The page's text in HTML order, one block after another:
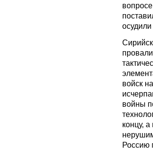
войск
войны
концу,
Россию